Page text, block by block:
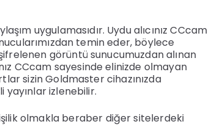
uygulamasıdır. Uydu alıcınız CCcam
temin eder, böylece
görüntü sunucumuzdan alınan
CCcam sayesinde elinizde olmayan
sizin Goldmaster cihazınızda
yayınlar izlenebilir.
olmakla beraber diğer sitelerdeki